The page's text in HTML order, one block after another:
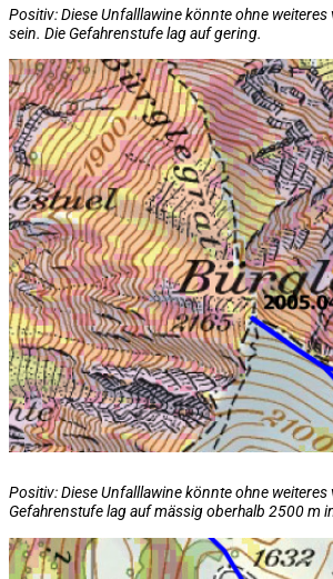
Positiv: Diese Unfalllawine könnte ohne
sein. Die Gefahrenstufe lag aufgering.
Positiv: Diese Unfalllawine könnte ohne
Gefahrenstufe lag aufmässig oberhalb 2500 m